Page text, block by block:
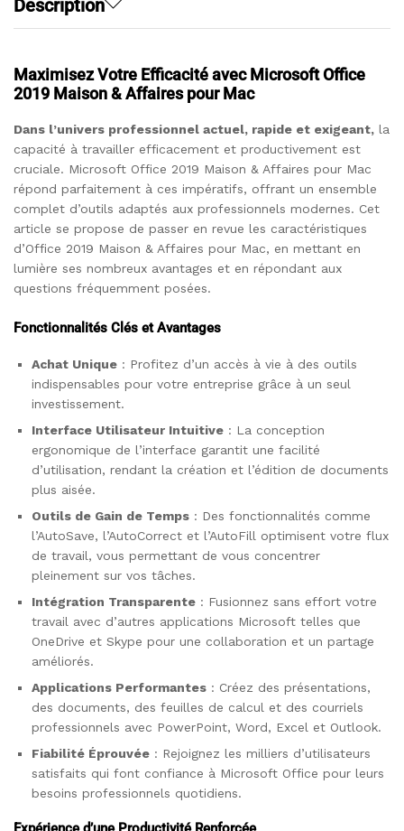
Description
Maximisez Votre Efficacité avec Microsoft Office
2019 Maison & Affaires pour Mac
Dans l’univers professionnel actuel, rapide et exigeant, la
capacité à travailler efficacement et productivement est
cruciale. Microsoft Office 2019 Maison & Affaires pour Mac
répond parfaitement à ces impératifs, offrant un ensemble
complet d’outils adaptés aux professionnels modernes. Cet
article se propose de passer en revue les caractéristiques
d’Office 2019 Maison & Affaires pour Mac, en mettant en
lumière ses nombreux avantages et en répondant aux
questions fréquemment posées.
Fonctionnalités Clés et Avantages
Achat Unique : Profitez d’un accès à vie à des outils
indispensables pour votre entreprise grâce à un seul
investissement.
Interface Utilisateur Intuitive : La conception
ergonomique de l’interface garantit une facilité
d’utilisation, rendant la création et l’édition de documents
plus aisée.
Outils de Gain de Temps : Des fonctionnalités comme
l’AutoSave, l’AutoCorrect et l’AutoFill optimisent votre flux
de travail, vous permettant de vous concentrer
pleinement sur vos tâches.
Intégration Transparente : Fusionnez sans effort votre
travail avec d’autres applications Microsoft telles que
OneDrive et Skype pour une collaboration et un partage
améliorés.
Applications Performantes : Créez des présentations,
des documents, des feuilles de calcul et des courriels
professionnels avec PowerPoint, Word, Excel et Outlook.
Fiabilité Éprouvée : Rejoignez les milliers d’utilisateurs
satisfaits qui font confiance à Microsoft Office pour leurs
besoins professionnels quotidiens.